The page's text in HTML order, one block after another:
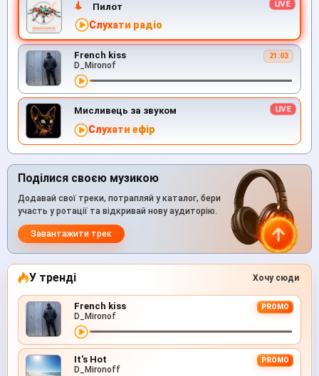
Пилот
Слухати радіо
French kiss 21:03
D_Mironof
Мисливець за звуком
Слухати ефір
Поділися своєю музикою
Додавай свої треки, потрапляй у каталог, бери
участь у ротації та відкривай нову аудиторію.
Завантажити трек
У тренді Хочу сюди
French kiss PROMO
D_Mironof
It's Hot PROMO
D_Mironoff